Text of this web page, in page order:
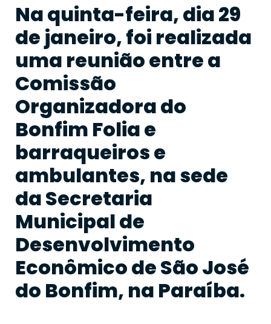
Na quinta-feira, dia 29
de janeiro, foi realizada
uma reunião entre a
Comissão
Organizadora do
Bonfim Folia e
barraqueiros e
ambulantes, na sede
da Secretaria
Municipal de
Desenvolvimento
Econômico de São José
do Bonfim, na Paraíba.